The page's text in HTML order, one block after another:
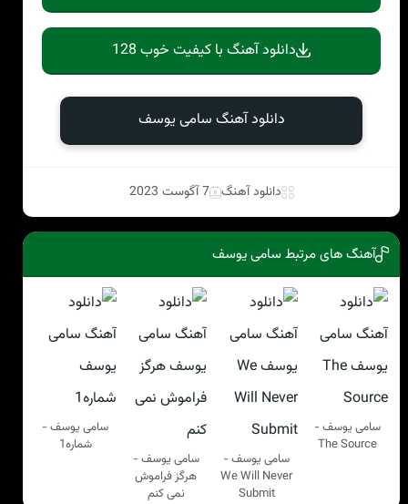
دانلود آهنگ با کیفیت خوب 128
دانلود آهنگ سامی یوسف
دانلود آهنگ 7 آگوست 2023
آهنگ های مرتبط سامی یوسف
سامی یوسف -
The Source
سامی یوسف -
We Will Never
Submit
سامی یوسف -
هرگز فراموش
نمی کنم
سامی یوسف -
شماره1